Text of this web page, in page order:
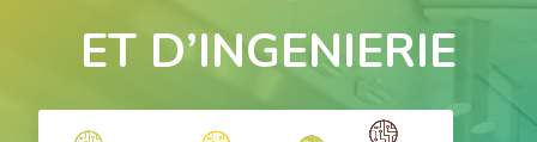
ET D’INGENIERIE